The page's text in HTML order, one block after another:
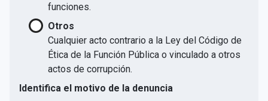
funciones.
Otros
Cualquier acto contrario a la Ley del Código de
Ética de la Función Pública o vinculado a otros
actos de corrupción.
Identifica el motivo de la denuncia